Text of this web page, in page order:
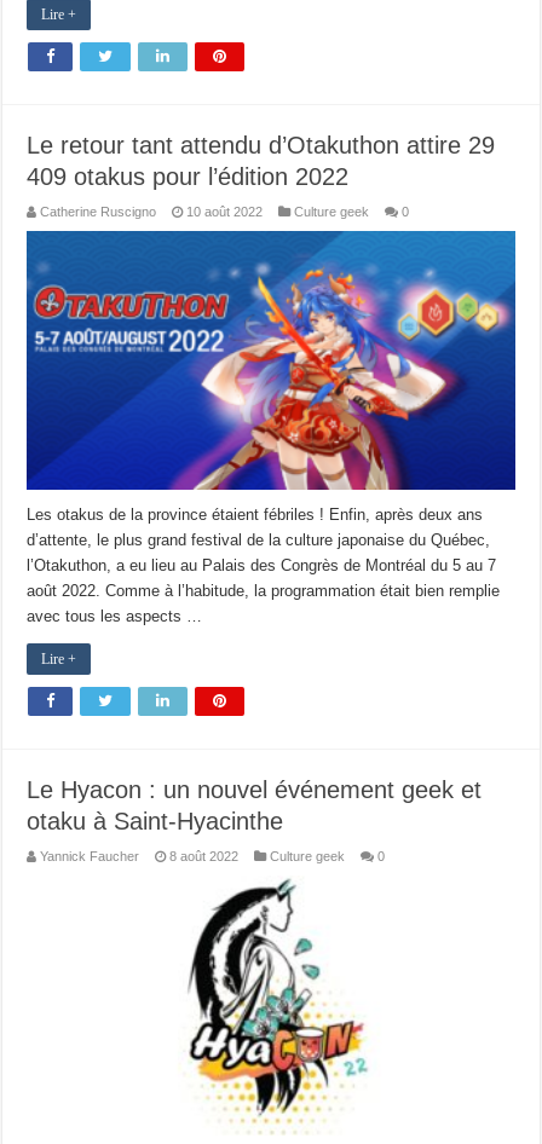
Lire +
Le retour tant attendu d’Otakuthon attire 29
409 otakus pour l’édition 2022
Catherine Ruscigno 10 août 2022 Culture geek 0
Les otakus de la province étaient fébriles ! Enfin, après deux ans
d’attente, le plus grand festival de la culture japonaise du Québec,
l’Otakuthon, a eu lieu au Palais des Congrès de Montréal du 5 au 7
août 2022. Comme à l’habitude, la programmation était bien remplie
avec tous les aspects …
Lire +
Le Hyacon : un nouvel événement geek et
otaku à Saint-Hyacinthe
Yannick Faucher 8 août 2022 Culture geek 0